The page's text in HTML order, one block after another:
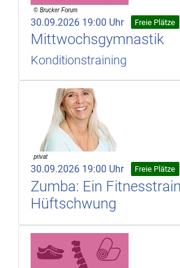
30.09.2026 19:00 Uhr Freie Plätze
Mittwochsgymnastik
Konditionstraining
30.09.2026 19:00 Uhr Freie Plätze
Zumba: Ein
Hüftschwung